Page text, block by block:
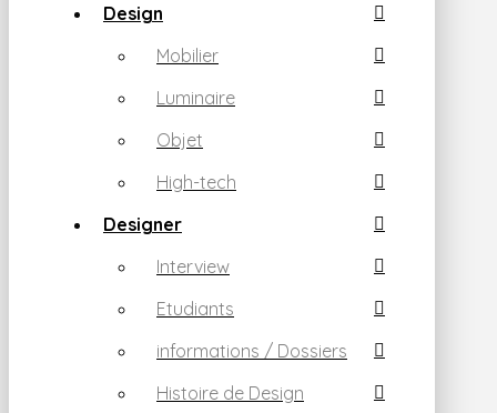
Design
Mobilier
Luminaire
Objet
High-tech
Designer
Interview
Etudiants
informations / Dossiers
Histoire de Design